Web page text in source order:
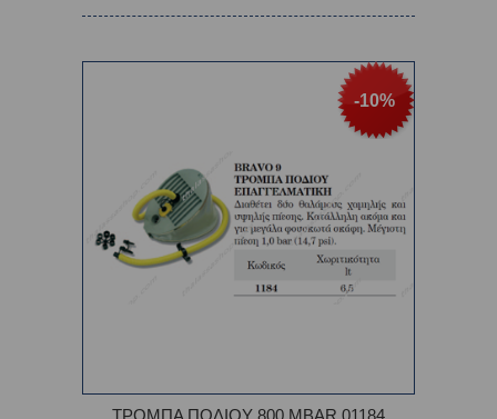
-10%
ΤΡΟΜΠΑ ΠΟΔΙΟΥ 800 MBAR 01184